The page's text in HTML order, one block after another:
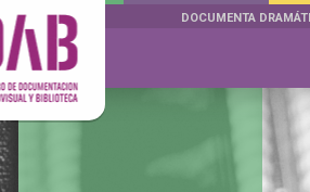
DOCUMENTA